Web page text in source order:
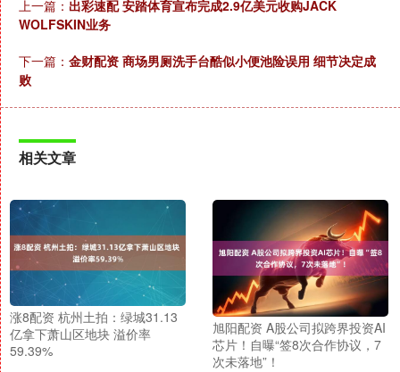
上一篇： 出彩速配 安踏体育宣布完成2.9亿美元收购JACK
WOLFSKIN业务
下一篇： 金财配资 商场男厕洗手台酷似小便池险误用 细节决定成
败
相关文章
涨8配资 杭州土拍：绿城31.13
亿拿下萧山区地块 溢价率
59.39%
旭阳配资 A股公司拟跨界投资AI
芯片！自曝“签8次合作协议，7
次未落地”！